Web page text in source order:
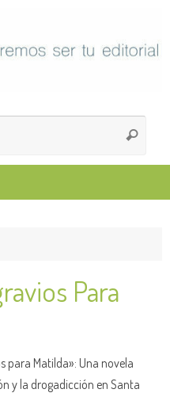
Buscar
Para
para Matilda»: Una novela
y la drogadicción en Santa